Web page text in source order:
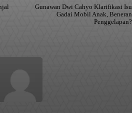
Gunawan Dwi Cahyo Klarifikasi Isu
Gadai Mobil Anak, Beneran
Penggelapan?